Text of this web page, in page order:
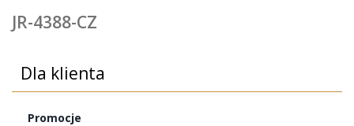
JR-4388-CZ
Dla klienta
Promocje